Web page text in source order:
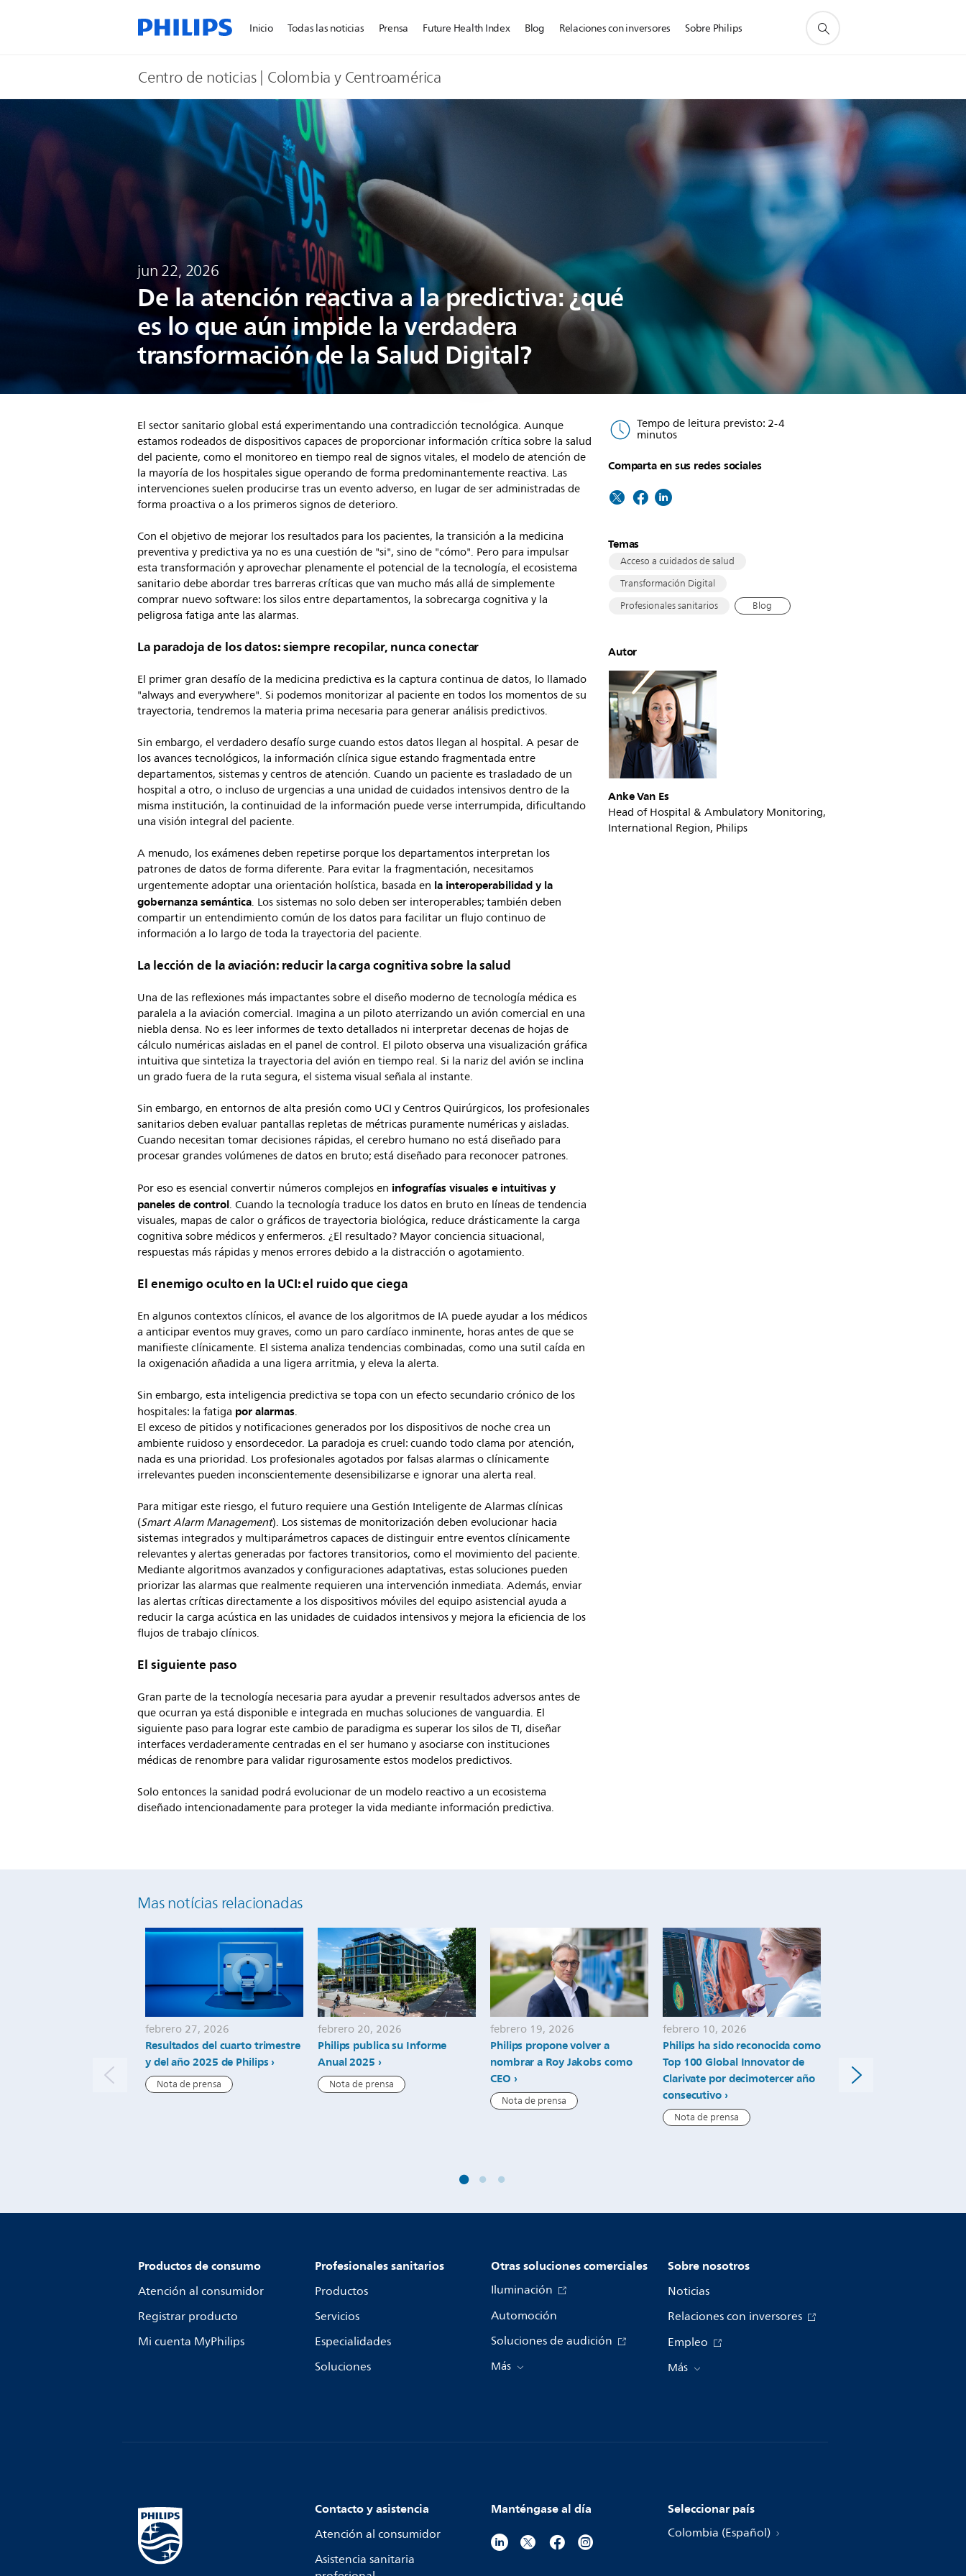
Inicio Todas las noticias Prensa Future Health Index Blog Relaciones con inversores Sobre Philips
Centro de noticias | Colombia y Centroamérica
jun 22, 2026
De la atención reactiva a la predictiva: ¿qué
es lo que aún impide la verdadera
transformación de la Salud Digital?
El sector sanitario global está experimentando una contradicción tecnológica. Aunque
estamos rodeados de dispositivos capaces de proporcionar información crítica sobre la salud
del paciente, como el monitoreo en tiempo real de signos vitales, el modelo de atención de
la mayoría de los hospitales sigue operando de forma predominantemente reactiva. Las
intervenciones suelen producirse tras un evento adverso, en lugar de ser administradas de
forma proactiva o a los primeros signos de deterioro.
Con el objetivo de mejorar los resultados para los pacientes, la transición a la medicina
preventiva y predictiva ya no es una cuestión de "si", sino de "cómo". Pero para impulsar
esta transformación y aprovechar plenamente el potencial de la tecnología, el ecosistema
sanitario debe abordar tres barreras críticas que van mucho más allá de simplemente
comprar nuevo software: los silos entre departamentos, la sobrecarga cognitiva y la
peligrosa fatiga ante las alarmas.
La paradoja de los datos: siempre recopilar, nunca conectar
El primer gran desafío de la medicina predictiva es la captura continua de datos, lo llamado
"always and everywhere". Si podemos monitorizar al paciente en todos los momentos de su
trayectoria, tendremos la materia prima necesaria para generar análisis predictivos.
Sin embargo, el verdadero desafío surge cuando estos datos llegan al hospital. A pesar de
los avances tecnológicos, la información clínica sigue estando fragmentada entre
departamentos, sistemas y centros de atención. Cuando un paciente es trasladado de un
hospital a otro, o incluso de urgencias a una unidad de cuidados intensivos dentro de la
misma institución, la continuidad de la información puede verse interrumpida, dificultando
una visión integral del paciente.
A menudo, los exámenes deben repetirse porque los departamentos interpretan los
patrones de datos de forma diferente. Para evitar la fragmentación, necesitamos
urgentemente adoptar una orientación holística, basada en la interoperabilidad y la
gobernanza semántica. Los sistemas no solo deben ser interoperables; también deben
compartir un entendimiento común de los datos para facilitar un flujo continuo de
información a lo largo de toda la trayectoria del paciente.
La lección de la aviación: reducir la carga cognitiva sobre la salud
Una de las reflexiones más impactantes sobre el diseño moderno de tecnología médica es
paralela a la aviación comercial. Imagina a un piloto aterrizando un avión comercial en una
niebla densa. No es leer informes de texto detallados ni interpretar decenas de hojas de
cálculo numéricas aisladas en el panel de control. El piloto observa una visualización gráfica
intuitiva que sintetiza la trayectoria del avión en tiempo real. Si la nariz del avión se inclina
un grado fuera de la ruta segura, el sistema visual señala al instante.
Sin embargo, en entornos de alta presión como UCI y Centros Quirúrgicos, los profesionales
sanitarios deben evaluar pantallas repletas de métricas puramente numéricas y aisladas.
Cuando necesitan tomar decisiones rápidas, el cerebro humano no está diseñado para
procesar grandes volúmenes de datos en bruto; está diseñado para reconocer patrones.
Por eso es esencial convertir números complejos en infografías visuales e intuitivas y
paneles de control. Cuando la tecnología traduce los datos en bruto en líneas de tendencia
visuales, mapas de calor o gráficos de trayectoria biológica, reduce drásticamente la carga
cognitiva sobre médicos y enfermeros. ¿El resultado? Mayor conciencia situacional,
respuestas más rápidas y menos errores debido a la distracción o agotamiento.
El enemigo oculto en la UCI: el ruido que ciega
En algunos contextos clínicos, el avance de los algoritmos de IA puede ayudar a los médicos
a anticipar eventos muy graves, como un paro cardíaco inminente, horas antes de que se
manifieste clínicamente. El sistema analiza tendencias combinadas, como una sutil caída en
la oxigenación añadida a una ligera arritmia, y eleva la alerta.
Sin embargo, esta inteligencia predictiva se topa con un efecto secundario crónico de los
hospitales: la fatiga por alarmas.
El exceso de pitidos y notificaciones generados por los dispositivos de noche crea un
ambiente ruidoso y ensordecedor. La paradoja es cruel: cuando todo clama por atención,
nada es una prioridad. Los profesionales agotados por falsas alarmas o clínicamente
irrelevantes pueden inconscientemente desensibilizarse e ignorar una alerta real.
Para mitigar este riesgo, el futuro requiere una Gestión Inteligente de Alarmas clínicas
(Smart Alarm Management). Los sistemas de monitorización deben evolucionar hacia
sistemas integrados y multiparámetros capaces de distinguir entre eventos clínicamente
relevantes y alertas generadas por factores transitorios, como el movimiento del paciente.
Mediante algoritmos avanzados y configuraciones adaptativas, estas soluciones pueden
priorizar las alarmas que realmente requieren una intervención inmediata. Además, enviar
las alertas críticas directamente a los dispositivos móviles del equipo asistencial ayuda a
reducir la carga acústica en las unidades de cuidados intensivos y mejora la eficiencia de los
flujos de trabajo clínicos.
El siguiente paso
Gran parte de la tecnología necesaria para ayudar a prevenir resultados adversos antes de
que ocurran ya está disponible e integrada en muchas soluciones de vanguardia. El
siguiente paso para lograr este cambio de paradigma es superar los silos de TI, diseñar
interfaces verdaderamente centradas en el ser humano y asociarse con instituciones
médicas de renombre para validar rigurosamente estos modelos predictivos.
Solo entonces la sanidad podrá evolucionar de un modelo reactivo a un ecosistema
diseñado intencionadamente para proteger la vida mediante información predictiva.
Tempo de leitura previsto: 2-4
minutos
Comparta en sus redes sociales
Temas
Acceso a cuidados de salud
Transformación Digital
Profesionales sanitarios
Blog
Autor
Anke Van Es
Head of Hospital & Ambulatory Monitoring,
International Region, Philips
Mas notícias relacionadas
febrero 27, 2026
Resultados del cuarto trimestre
y del año 2025 de Philips
Nota de prensa
febrero 20, 2026
Philips publica su Informe
Anual 2025
Nota de prensa
febrero 19, 2026
Philips propone volver a
nombrar a Roy Jakobs como
CEO
Nota de prensa
febrero 10, 2026
Philips ha sido reconocida como
Top 100 Global Innovator de
Clarivate por decimotercer año
consecutivo
Nota de prensa
transformación digital del
Instituto Alexander
Productos de consumo
Atención al consumidor
Registrar producto
Mi cuenta MyPhilips
Profesionales sanitarios
Productos
Servicios
Especialidades
Soluciones
Otras soluciones comerciales
Iluminación
Automoción
Soluciones de audición
Más
Sobre nosotros
Noticias
Relaciones con inversores
Empleo
Más
Contacto y asistencia
Atención al consumidor
Asistencia sanitaria
Manténgase al día Seleccionar país
Colombia (Español)